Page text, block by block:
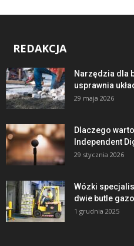
REDAKCJA
Narzędzia dla
usprawnia
29 maja 2026
Dlaczego
Independent
29 stycznia 2026
Wózki
dwie butle
1 grudnia 2025